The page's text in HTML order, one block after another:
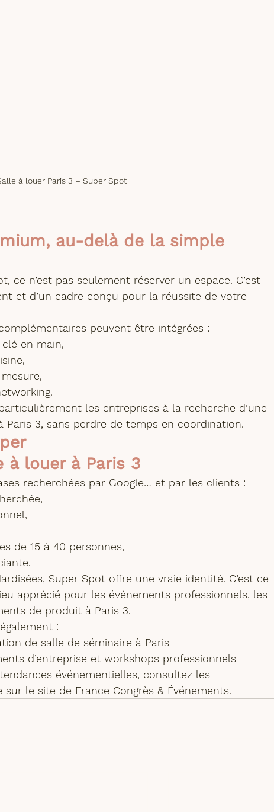
à louer Paris 3 – Super Spot
au-delà de la simple
ce n’est pas seulement réserver un espace. C’est
et d’un cadre conçu pour la réussite de votre
peuvent être intégrées :
en main,
les entreprises à la recherche d’une
Paris 3, sans perdre de temps en coordination.
louer à Paris 3
recherchées par Google… et par les clients :
de 15 à 40 personnes,
Super Spot offre une vraie identité. C’est ce
apprécié pour les événements professionnels, les
de produit à Paris 3.
:
de salle de séminaire à Paris
d’entreprise et workshops professionnels
événementielles, consultez les
sur le site de France Congrès & Événements.